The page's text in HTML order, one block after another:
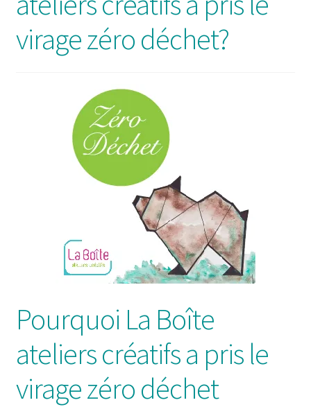
virage zéro déchet?
Pourquoi La Boîte
ateliers créatifs a pris le
virage zéro déchet